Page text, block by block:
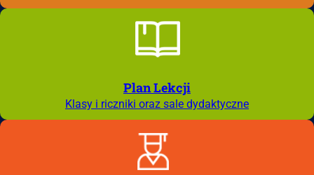
Plan Lekcji
Klasy i riczniki oraz sale dydaktyczne